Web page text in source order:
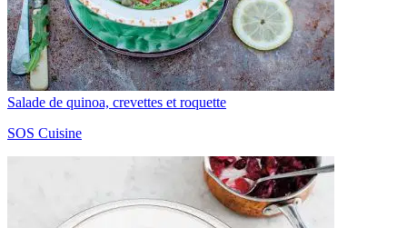
Salade de quinoa, crevettes et roquette
SOS Cuisine